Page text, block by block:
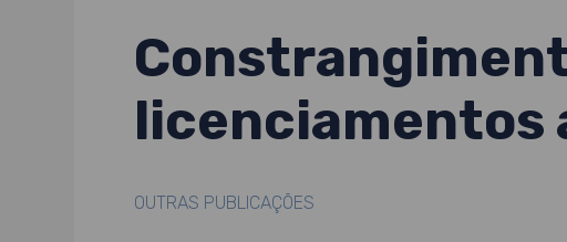
licenciamentos
OUTRAS PUBLICAÇÕES